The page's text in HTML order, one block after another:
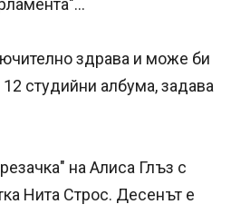
здрава и може би
студийни албума, задава
на Алиса Глъз с
Нита Строс. Десенът е